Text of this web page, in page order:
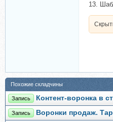
13.
Похожие складчины
Запись Контент-воронка в
Запись Воронки продаж.